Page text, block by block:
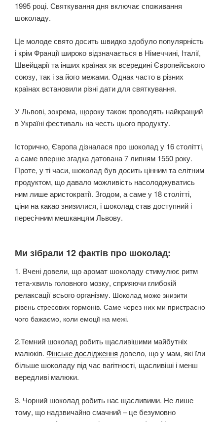
1995 році. Святкування дня включає споживання
шоколаду.
Це молоде свято досить швидко здобуло популярність
і крім Франції широко відзначається в Німеччині, Італії,
Швейцарії та інших країнах як всередині Європейського
союзу, так і за його межами. Однак часто в різних
країнах встановили різні дати для святкування.
У Львові, зокрема, щороку також проводять найкращий
в Україні фестиваль на честь цього продукту.
Історично, Європа дізналася про шоколад у 16 столітті,
а саме вперше згадка датована 7 липням 1550 року.
Проте, у ті часи, шоколад був досить цінним та елітним
продуктом, що давало можливість насолоджуватись
ним лише аристократії. Згодом, а саме у 18 столітті,
ціни на какао знизилися, і шоколад став доступний і
пересічним мешканцям Львову.
Ми зібрали 12 фактів про шоколад:
1. Вчені довели, що аромат шоколаду стимулює ритм
тета-хвиль головного мозку, сприяючи глибокій
релаксації всього організму. Шоколад може знизити
рівень стресових гормонів. Саме через них ми пристрасно
чого бажаємо, коли емоції на межі.
2.Темний шоколад робить щасливішими майбутніх
малюків. Фінське дослідження довело, що у мам, які їли
більше шоколаду під час вагітності, щасливіші і менш
вередливі малюки.
3. Чорний шоколад робить нас щасливими. Не лише
тому, що надзвичайно смачний – це безумовно